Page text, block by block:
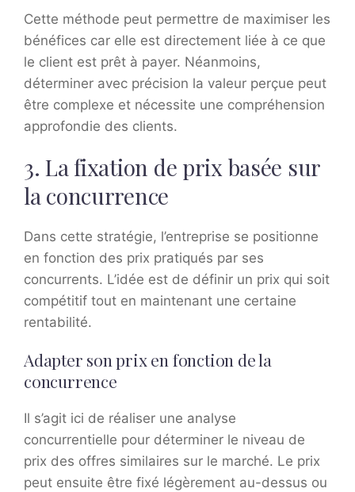
Cette méthode peut permettre de maximiser les
bénéfices car elle est directement liée à ce que
le client est prêt à payer. Néanmoins,
déterminer avec précision la valeur perçue peut
être complexe et nécessite une compréhension
approfondie des clients.
3. La fixation de prix basée sur
la concurrence
Dans cette stratégie, l’entreprise se positionne
en fonction des prix pratiqués par ses
concurrents. L’idée est de définir un prix qui soit
compétitif tout en maintenant une certaine
rentabilité.
Adapter son prix en fonction de la
concurrence
Il s’agit ici de réaliser une analyse
concurrentielle pour déterminer le niveau de
prix des offres similaires sur le marché. Le prix
peut ensuite être fixé légèrement au-dessus ou